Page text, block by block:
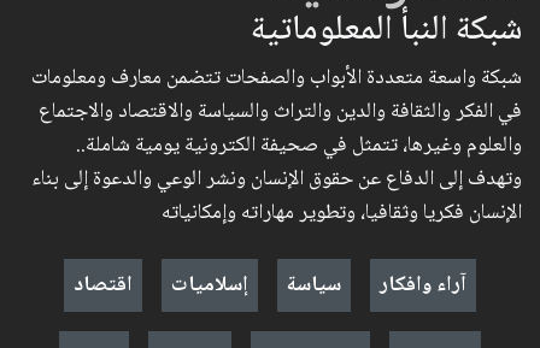
شبكة النبأ المعلوماتية
شبكة واسعة متعددة الأبواب والصفحات تتضمن معارف ومعلومات
في الفكر والثقافة والدين والتراث والسياسة والاقتصاد والاجتماع
والعلوم وغيرها، تتمثل في صحيفة الكترونية يومية شاملة..
وتهدف إلى الدفاع عن حقوق الإنسان ونشر الوعي والدعوة إلى بناء
الإنسان فكريا وثقافيا، وتطوير مهاراته وإمكانياته
آراء وافكار
سياسة إسلاميات
اقتصاد